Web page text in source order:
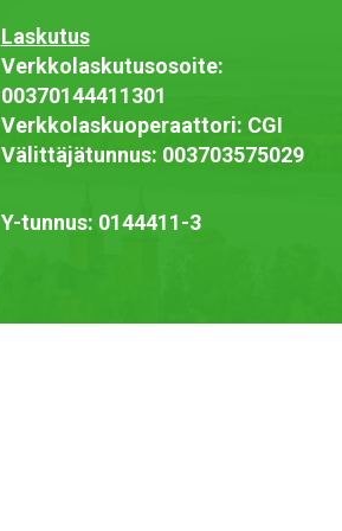
Laskutus
Verkkolaskutusosoite:
00370144411301
Verkkolaskuoperaattori: CGI
Välittäjätunnus: 003703575029
Y-tunnus: 0144411-3